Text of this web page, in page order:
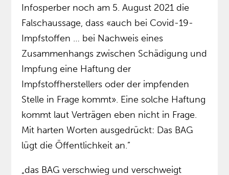
Infosperber noch am 5. August 2021 die
Falschaussage, dass «auch bei Covid-19-
Impfstoffen … bei Nachweis eines
Zusammenhangs zwischen Schädigung und
Impfung eine Haftung der
Impfstoffherstellers oder der impfenden
Stelle in Frage kommt». Eine solche Haftung
kommt laut Verträgen eben nicht in Frage.
Mit harten Worten ausgedrückt: Das BAG
lügt die Öffentlichkeit an.”
„das BAG verschwieg und verschweigt